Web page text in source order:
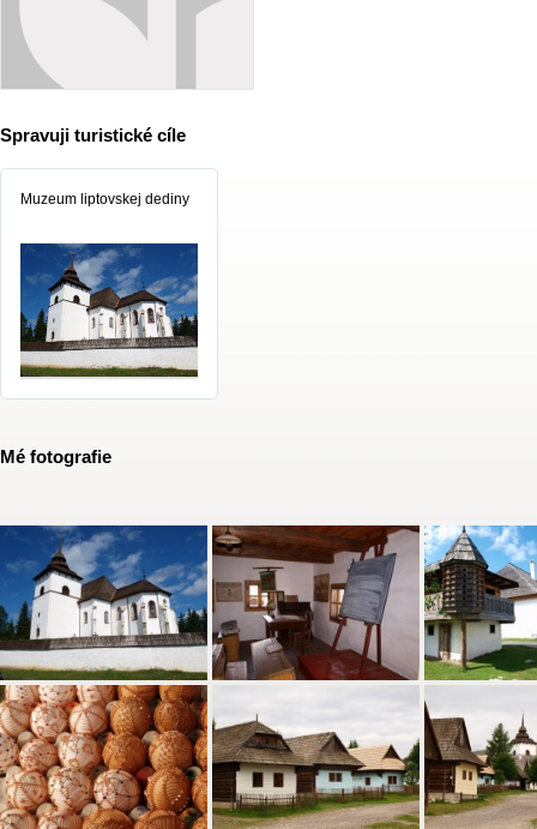
Spravuji turistické cíle
Muzeum liptovskej dediny
Mé fotografie